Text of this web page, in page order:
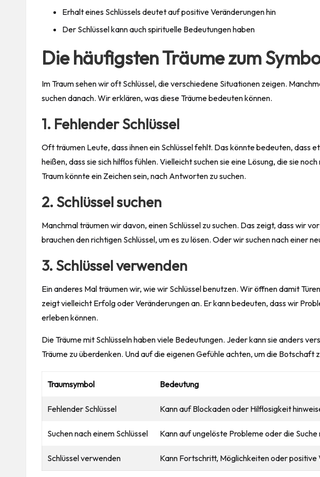
Erhalt eines Schlüssels deutet auf positive Veränderungen hin
Der Schlüssel kann auch spirituelle Bedeutungen haben
Die häufigsten Träume zum
Im Traum sehen wir oft Schlüssel, die verschiedene Situationen zeigen.
suchen danach. Wir erklären, was diese Träume bedeuten können.
1. Fehlender Schlüssel
Oft träumen Leute, dass ihnen ein Schlüssel fehlt. Das könnte bedeuten, dass
heißen, dass sie sich hilflos fühlen. Vielleicht suchen sie eine Lösung, die sie
Traum könnte ein Zeichen sein, nach Antworten zu suchen.
2. Schlüssel suchen
Manchmal träumen wir davon, einen Schlüssel zu suchen. Das zeigt, dass wir
brauchen den richtigen Schlüssel, um es zu lösen. Oder wir suchen nach einer
3. Schlüssel verwenden
Ein anderes Mal träumen wir, wie wir Schlüssel benutzen. Wir öffnen damit
zeigt vielleicht Erfolg oder Veränderungen an. Er kann bedeuten, dass wir
erleben können.
Die Träume mit Schlüsseln haben viele Bedeutungen. Jeder kann sie anders
Träume zu überdenken. Und auf die eigenen Gefühle achten, um die Botschaft
Traumsymbol Bedeutung
Fehlender Schlüssel Kann auf Blockaden oder Hilflosigkeit
Suchen nach einem Schlüssel Kann auf ungelöste Probleme oder die
Schlüssel verwenden Kann Fortschritt, Möglichkeiten oder positive